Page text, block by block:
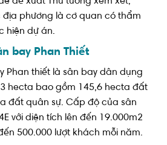
phương là cơ quan có thẩm
hiện dự án.
bay Phan Thiết
Phan thiết là sân bay dân dụng
hecta bao gồm 145,6 hecta đất
đất quân sự. Cấp độ của sân
với diện tích lên đến 19.000m2
500.000 lượt khách mỗi năm.